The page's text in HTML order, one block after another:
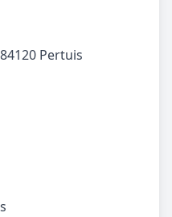
Pertuis